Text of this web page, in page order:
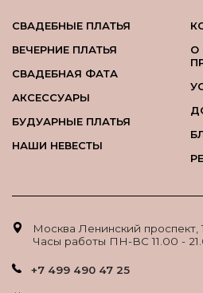
СВАДЕБНЫЕ ПЛАТЬЯ
ВЕЧЕРНИЕ ПЛАТЬЯ
СВАДЕБНАЯ ФАТА
АКСЕССУАРЫ
БУДУАРНЫЕ ПЛАТЬЯ
НАШИ НЕВЕСТЫ
О
Москва Ленинский проспект,
Часы работы ПН-ВС 11.00 -
+7 499 490 47 25